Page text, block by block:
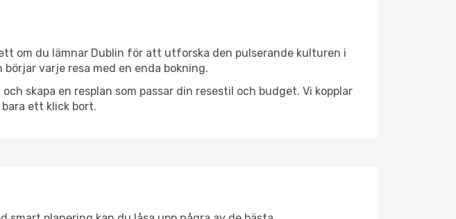
om du lämnar Dublin för att utforska den pulserande kulturen i
varje resa med en enda bokning.
skapa en resplan som passar din resestil och budget. Vi kopplar
ett klick bort.